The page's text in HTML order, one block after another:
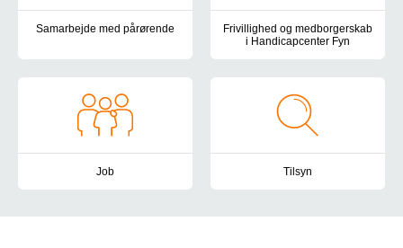
Samarbejde med pårørende
I Handicapcenter Fyn lægger vi vægt på at have et
Frivillighed og medborgerskab
i Handicapcenter Fyn
Job Tilsyn